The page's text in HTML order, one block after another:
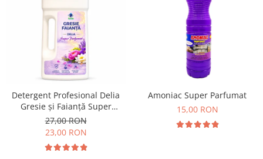
Detergent Profesional Delia
Gresie și Faianță Super
Parfumat 1L
27,00 RON
23,00 RON
Amoniac Super Parfumat
15,00 RON